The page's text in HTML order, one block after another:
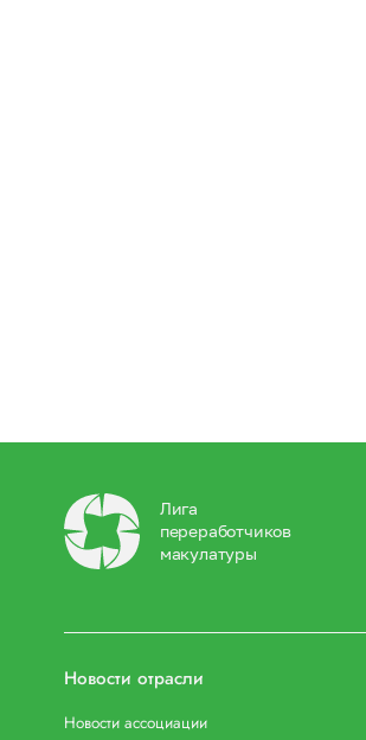
Лига
переработчиков
макулатуры
Новости отрасли
Новости ассоциации